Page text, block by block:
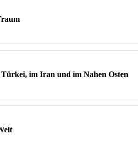
im Iran und im Nahen Osten